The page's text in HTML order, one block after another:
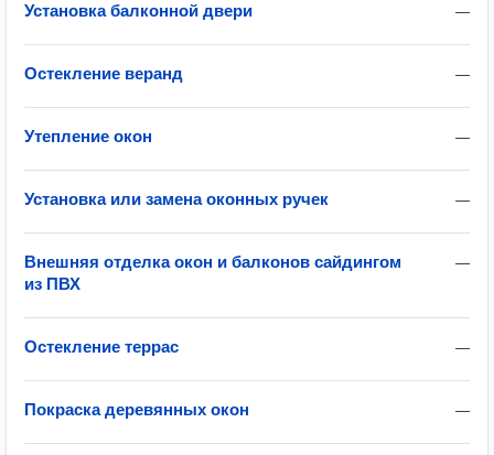
—
Установка балконной двери
—
Остекление веранд
—
Утепление окон
—
Установка или замена оконных ручек
—
Внешняя отделка окон и балконов сайдингом
из ПВХ
—
Остекление террас
—
Покраска деревянных окон